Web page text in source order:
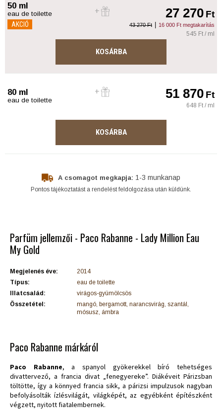
50 ml
eau de toilette
AKCIÓ 43 270 Ft | 16 000 Ft megtakarítás
27 270Ft
545 Ft / ml
KOSÁRBA
80 ml
eau de toilette 51 870Ft
648 Ft / ml
KOSÁRBA
A csomagot megkapja: 1-3 munkanap
Pontos tájékoztatást a rendelést feldolgozása után küldünk.
Parfüm jellemzői - Paco Rabanne - Lady Million Eau
My Gold
Megjelenés éve:
2014
Típus:
eau de toilette
Illatcsalád:
virágos-gyümölcsös
Összetétel:
mangó, bergamott, narancsvirág, szantál,
mósusz, ámbra
Paco Rabanne márkáról
Paco Rabanne, a spanyol gyökerekkel bíró tehetséges
divattervező, a francia divat „fenegyereke”. Diákéveit Párizsban
töltötte, így a könnyed francia sikk, a párizsi impulzusok nagyban
befolyásolták ízlésvilágát, világképét, az egyébként építészként
végzett, nyitott fiatalembernek.